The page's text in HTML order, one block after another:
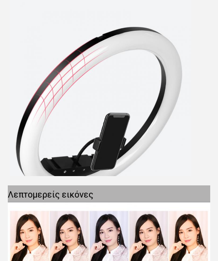
υποβολή
Λεπτομερείς εικόνες